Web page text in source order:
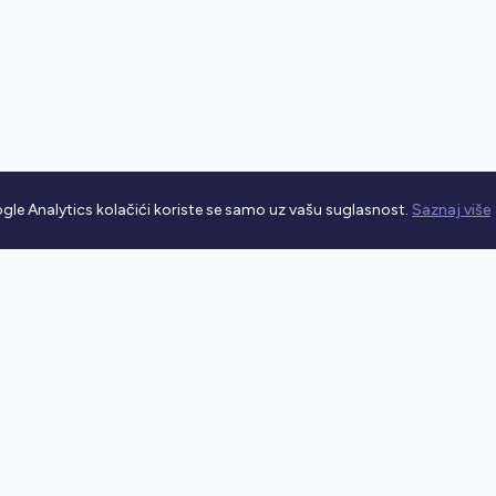
Analytics kolačići koriste se samo uz vašu suglasnost. Saznaj više